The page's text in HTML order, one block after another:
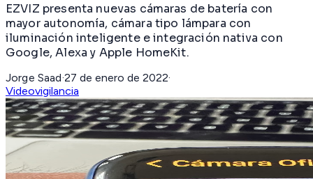
EZVIZ presenta nuevas cámaras de batería con
mayor autonomía, cámara tipo lámpara con
iluminación inteligente e integración nativa con
Google, Alexa y Apple HomeKit.
Jorge Saad·27 de enero de 2022·
Videovigilancia